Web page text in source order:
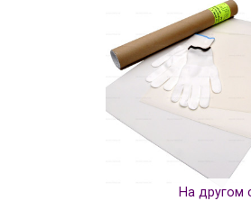
На другом